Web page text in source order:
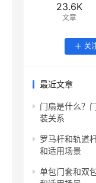
23.6K
文章
关
最近文章
门扇是什么？
装关系
罗马杆和轨道
和适用场景
单包门套和双